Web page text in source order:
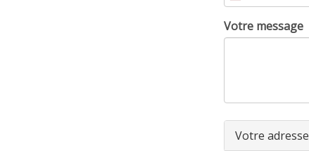
téléphone
Votre message
Votre adresse